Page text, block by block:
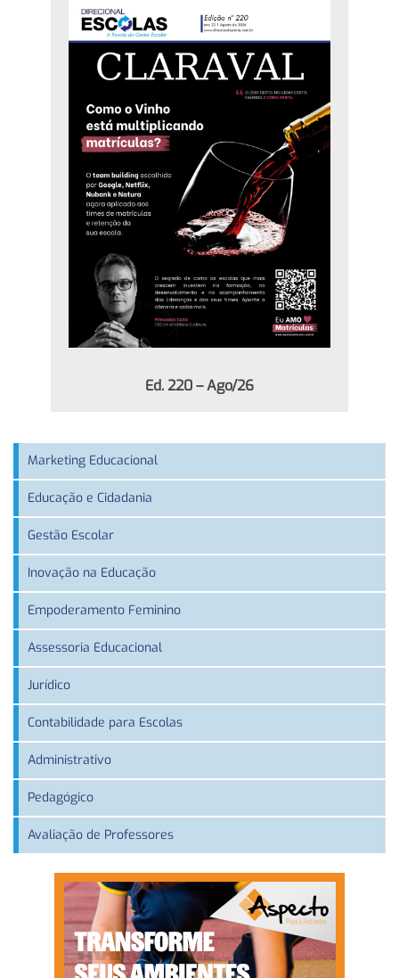
Ed. 220 – Ago/26
Marketing Educacional
Educação e Cidadania
Gestão Escolar
Inovação na Educação
Empoderamento Feminino
Assessoria Educacional
Jurídico
Contabilidade para Escolas
Administrativo
Pedagógico
Avaliação de Professores